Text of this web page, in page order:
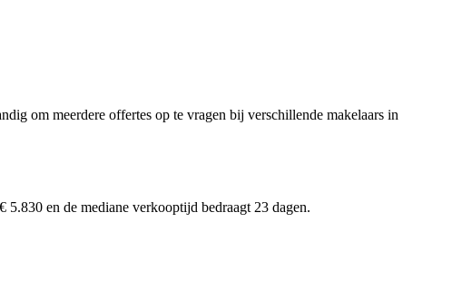
om meerdere offertes op te vragen bij verschillende makelaars in
en de mediane verkooptijd bedraagt 23 dagen.